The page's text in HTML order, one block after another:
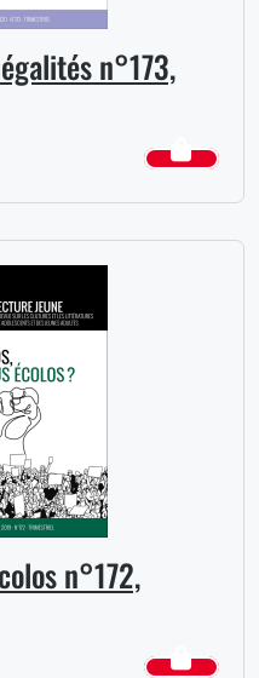
n°173,
n°172,